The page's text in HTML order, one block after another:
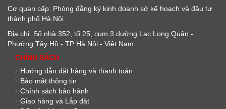
Cơ quan cấp: Phòng đằng ký kinh doanh sở kế hoạch và đầu tư
thành phố Hà Nội
Địa chỉ: Số nhà 352, tổ 25, cụm 3 đường Lạc Long Quân -
Phường Tây Hồ - TP Hà Nội - Việt Nam.
CHÍNH SÁCH
Hướng dẫn đặt hàng và thanh toán
Bảo mật thông tin
Chính sách bảo hành
Giao hàng và Lắp đặt